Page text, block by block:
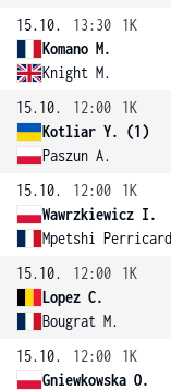
15.10.
13:30
1K
Komano M.
Knight M.
15.10.
12:00
1K
Kotliar Y. (1)
Paszun A.
15.10.
12:00
1K
Wawrzkiewicz I.
Mpetshi
15.10.
12:00
1K
Lopez C.
Bougrat M.
15.10.
12:00
1K
Gniewkowska O.